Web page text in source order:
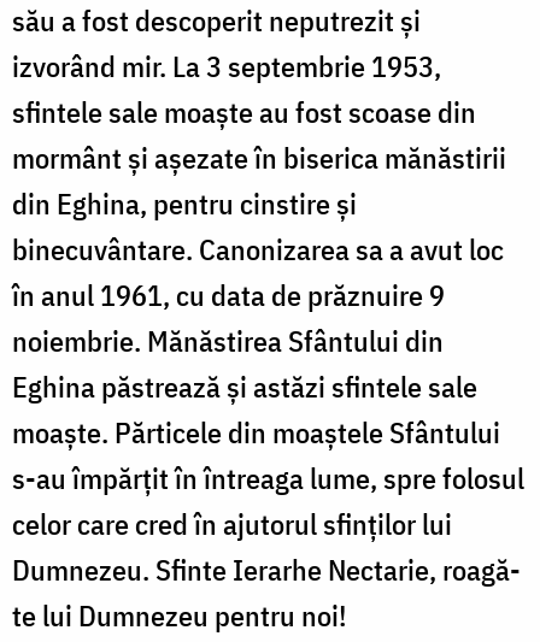
său a fost descoperit neputrezit și
izvorând mir. La 3 septembrie 1953,
sfintele sale moaște au fost scoase din
mormânt și așezate în biserica mănăstirii
din Eghina, pentru cinstire și
binecuvântare. Canonizarea sa a avut loc
în anul 1961, cu data de prăznuire 9
noiembrie. Mănăstirea Sfântului din
Eghina păstrează și astăzi sfintele sale
moaște. Părticele din moaştele Sfântului
s-au împărţit în întreaga lume, spre folosul
celor care cred în ajutorul sfinţilor lui
Dumnezeu. Sfinte Ierarhe Nectarie, roagă-
te lui Dumnezeu pentru noi!